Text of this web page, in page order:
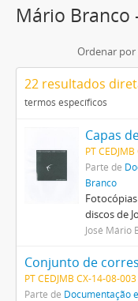
Mário Branco
Ordenar
22 resultados
termos específicos
PT
Parte de
Branco
discos de
José Mário
PT CEDJMB CX-14-08-003
Parte de Documentação